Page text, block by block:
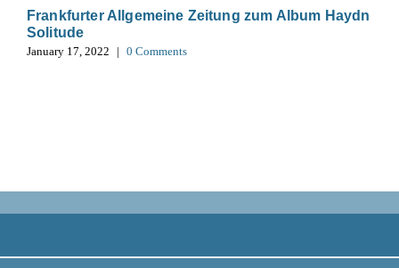
Frankfurter Allgemeine Zeitung zum Album Haydn
Solitude
January 17, 2022 | 0 Comments